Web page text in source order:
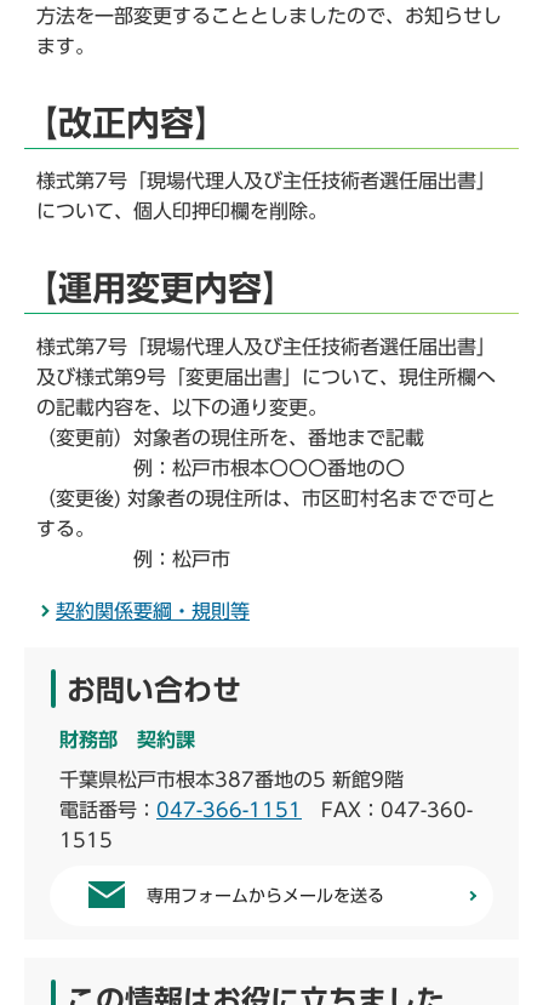
方法を一部変更することとしましたので、お知らせし
ます。
【改正内容】
様式第7号「現場代理人及び主任技術者選任届出書」
について、個人印押印欄を削除。
【運用変更内容】
様式第7号「現場代理人及び主任技術者選任届出書」
及び様式第9号「変更届出書」について、現住所欄へ
の記載内容を、以下の通り変更。
（変更前）対象者の現住所を、番地まで記載
例：松戸市根本〇〇〇番地の〇
（変更後) 対象者の現住所は、市区町村名までで可と
する。
例：松戸市
契約関係要綱・規則等
お問い合わせ
財務部 契約課
千葉県松戸市根本387番地の5 新館9階
電話番号： 047-366-1151
FAX：047-360-
1515
専用フォームからメールを送る